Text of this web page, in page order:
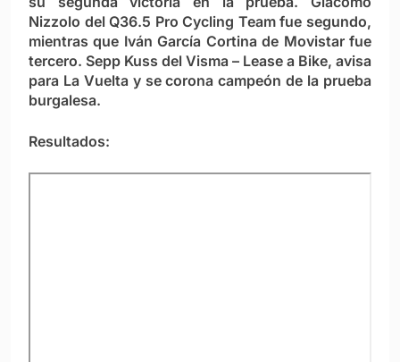
Nizzolo del Q36.5 Pro Cycling Team fue segundo,
mientras que Iván García Cortina de Movistar fue
tercero. Sepp Kuss del Visma – Lease a Bike, avisa
para La Vuelta y se corona campeón de la prueba
burgalesa.
Resultados: